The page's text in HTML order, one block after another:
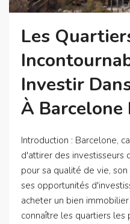
Les
Investir
À Barcelone
Introduction : Barcelone,
d'attirer des investisseurs
pour sa qualité de vie,
ses opportunités
acheter un bien
connaître les quartiers les